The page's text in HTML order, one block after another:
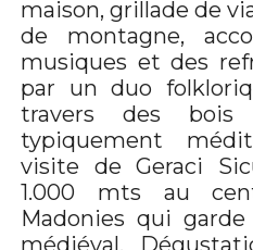
maison, grillade de
de montagne,
musiques et des
par un duo
travers des
typiquement
visite de Geraci
1.000 mts au
Madonies qui
médiéval.